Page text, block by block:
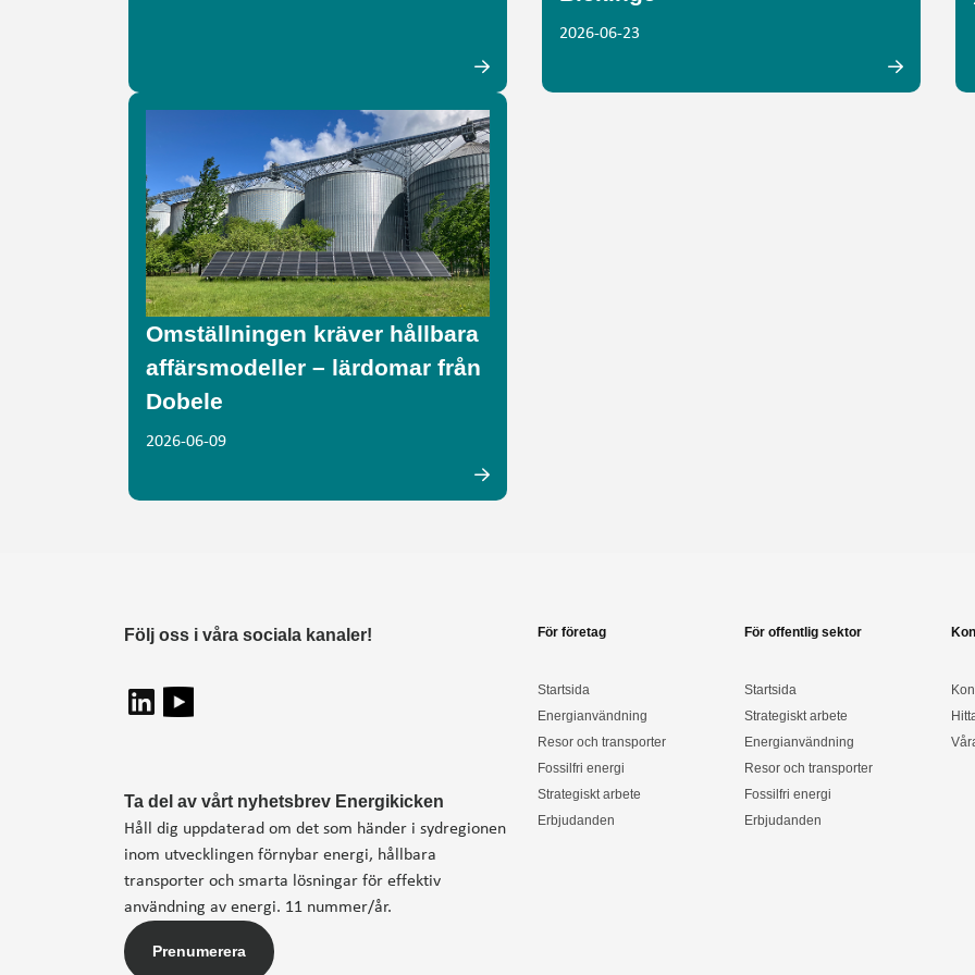
2026-06-23
Omställningen kräver hållbara
affärsmodeller – lärdomar från
Dobele
2026-06-09
Ta del av vårt nyhetsbrev Energikicken
Håll dig uppdaterad om det som händer i sydregionen
inom utvecklingen förnybar energi, hållbara
transporter och smarta lösningar för effektiv
användning av energi. 11 nummer/år.
Prenumerera
Följ oss i våra sociala kanaler! För företag
Startsida
Energianvändning
Resor och transporter
Fossilfri energi
Strategiskt arbete
Erbjudanden
För offentlig sektor
Startsida
Strategiskt arbete
Energianvändning
Resor och transporter
Fossilfri energi
Erbjudanden